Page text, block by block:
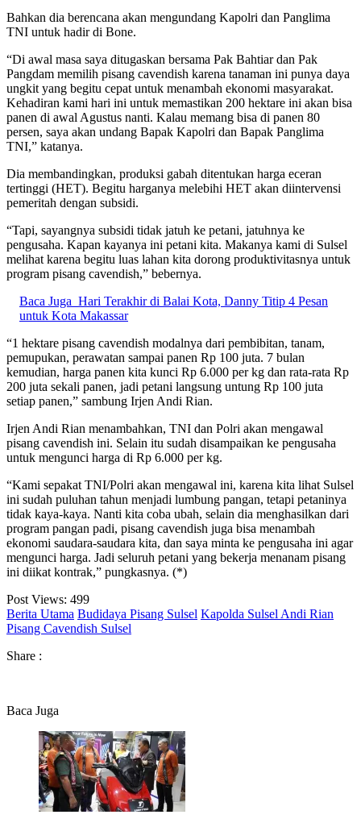
Bahkan dia berencana akan mengundang Kapolri dan Panglima
TNI untuk hadir di Bone.
“Di awal masa saya ditugaskan bersama Pak Bahtiar dan Pak
Pangdam memilih pisang cavendish karena tanaman ini punya daya
ungkit yang begitu cepat untuk menambah ekonomi masyarakat.
Kehadiran kami hari ini untuk memastikan 200 hektare ini akan bisa
panen di awal Agustus nanti. Kalau memang bisa di panen 80
persen, saya akan undang Bapak Kapolri dan Bapak Panglima
TNI,” katanya.
Dia membandingkan, produksi gabah ditentukan harga eceran
tertinggi (HET). Begitu harganya melebihi HET akan diintervensi
pemeritah dengan subsidi.
“Tapi, sayangnya subsidi tidak jatuh ke petani, jatuhnya ke
pengusaha. Kapan kayanya ini petani kita. Makanya kami di Sulsel
melihat karena begitu luas lahan kita dorong produktivitasnya untuk
program pisang cavendish,” bebernya.
Baca Juga Hari Terakhir di Balai Kota, Danny Titip 4 Pesan
untuk Kota Makassar
“1 hektare pisang cavendish modalnya dari pembibitan, tanam,
pemupukan, perawatan sampai panen Rp 100 juta. 7 bulan
kemudian, harga panen kita kunci Rp 6.000 per kg dan rata-rata Rp
200 juta sekali panen, jadi petani langsung untung Rp 100 juta
setiap panen,” sambung Irjen Andi Rian.
Irjen Andi Rian menambahkan, TNI dan Polri akan mengawal
pisang cavendish ini. Selain itu sudah disampaikan ke pengusaha
untuk mengunci harga di Rp 6.000 per kg.
“Kami sepakat TNI/Polri akan mengawal ini, karena kita lihat Sulsel
ini sudah puluhan tahun menjadi lumbung pangan, tetapi petaninya
tidak kaya-kaya. Nanti kita coba ubah, selain dia menghasilkan dari
program pangan padi, pisang cavendish juga bisa menambah
ekonomi saudara-saudara kita, dan saya minta ke pengusaha ini agar
mengunci harga. Jadi seluruh petani yang bekerja menanam pisang
ini diikat kontrak,” pungkasnya. (*)
Post Views: 499
Berita Utama Budidaya Pisang Sulsel Kapolda Sulsel Andi Rian
Pisang Cavendish Sulsel
Share :
Baca Juga